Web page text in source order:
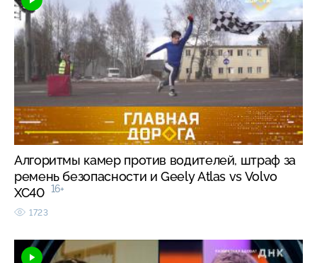
Алгоритмы камер против водителей, штраф за
ремень безопасности и Geely Atlas vs Volvo
XC40 16+
1723